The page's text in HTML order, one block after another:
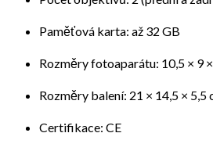
Paměťová karta: až 32 GB
Rozměry fotoaparátu: 10,5 × 9
Rozměry balení: 21 × 14,5 × 5,5
Certifikace: CE